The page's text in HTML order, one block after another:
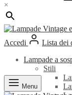
×
Accedi Lista dei
Lampade a
Stili
Menu